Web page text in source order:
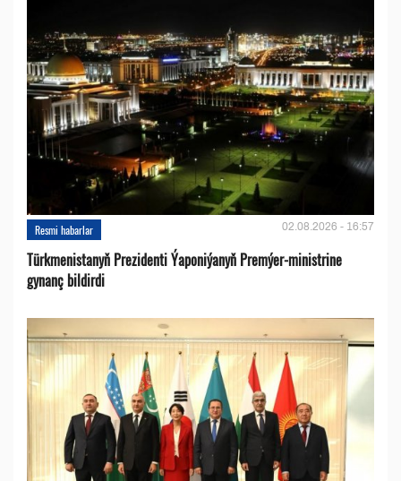
Resmi habarlar 02.08.2026 - 16:57
Türkmenistanyň Prezidenti Ýaponiýanyň Premýer-ministrine
gynanç bildirdi